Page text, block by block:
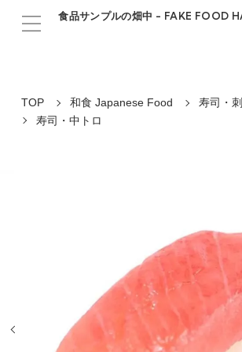
食品サンプルの畑中 - FAKE FOOD
TOP 和食 Japanese Food
寿司・
寿司・中トロ